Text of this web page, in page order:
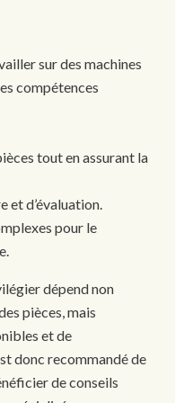
sur des machines
compétences
tout en assurant la
et d’évaluation.
pour le
dépend non
pièces, mais
et de
donc recommandé de
de conseils